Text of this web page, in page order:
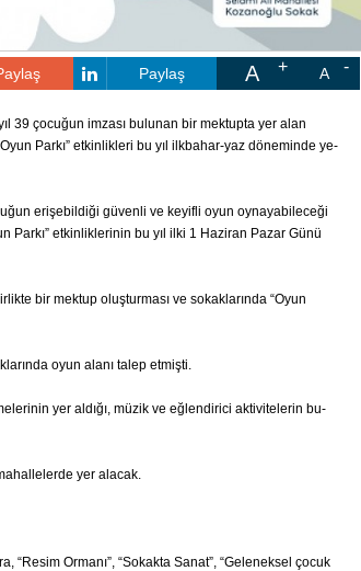
Paylaş A A
39 ço­cu­ğun im­za­sı bu­lu­nan bir mek­tup­ta yer alan
Parkı” et­kin­lik­le­ri bu yıl ilk­ba­har-yaz dö­ne­min­de ye­
eri­şe­bil­di­ği gü­ven­li ve ke­yif­li oyun oy­na­ya­bi­le­ce­ği
Parkı” et­kin­lik­le­ri­nin bu yıl ilki 1 Ha­zi­ran Pazar Günü
bir mek­tup oluş­tur­ma­sı ve so­kak­la­rın­da “Oyun
oyun alanı talep et­miş­ti.
yer al­dı­ğı, müzik ve eğ­len­di­ri­ci ak­ti­vi­te­le­rin bu­
yer ala­cak.
“Resim Or­ma­nı”, “So­kak­ta Sanat”, “Ge­le­nek­sel çocuk